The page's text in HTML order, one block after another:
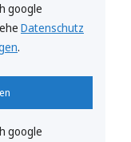
google
Datenschutz
.
google